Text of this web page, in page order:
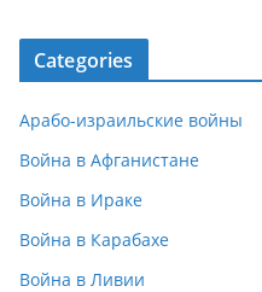
Categories
Арабо-израильские войны
Война в Афганистане
Война в Ираке
Война в Карабахе
Война в Ливии